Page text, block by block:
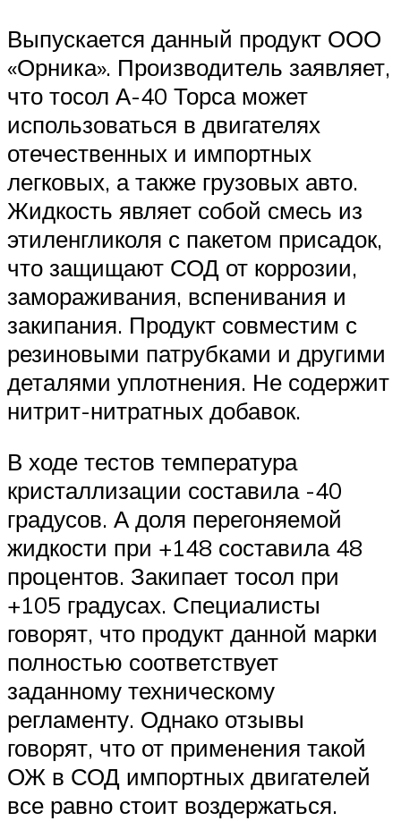
Выпускается данный продукт ООО
«Орника». Производитель заявляет,
что тосол А-40 Торса может
использоваться в двигателях
отечественных и импортных
легковых, а также грузовых авто.
Жидкость являет собой смесь из
этиленгликоля с пакетом присадок,
что защищают СОД от коррозии,
замораживания, вспенивания и
закипания. Продукт совместим с
резиновыми патрубками и другими
деталями уплотнения. Не содержит
нитрит-нитратных добавок.
В ходе тестов температура
кристаллизации составила -40
градусов. А доля перегоняемой
жидкости при +148 составила 48
процентов. Закипает тосол при
+105 градусах. Специалисты
говорят, что продукт данной марки
полностью соответствует
заданному техническому
регламенту. Однако отзывы
говорят, что от применения такой
ОЖ в СОД импортных двигателей
все равно стоит воздержаться.